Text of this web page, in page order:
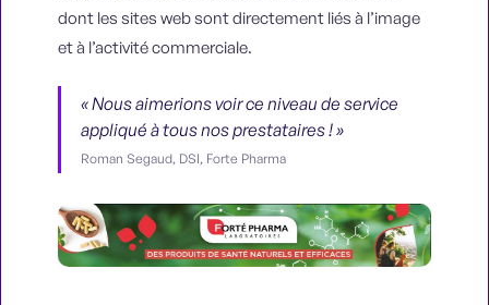
dont les sites web sont directement liés à l’image
et à l’activité commerciale.
« Nous aimerions voir ce niveau de service
appliqué à tous nos prestataires ! »
Roman Segaud, DSI, Forte Pharma